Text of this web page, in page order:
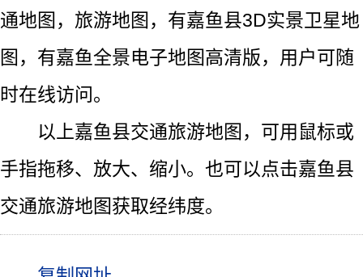
通地图，旅游地图，有嘉鱼县3D实景卫星地
图，有嘉鱼全景电子地图高清版，用户可随
时在线访问。
以上嘉鱼县交通旅游地图，可用鼠标或
手指拖移、放大、缩小。也可以点击嘉鱼县
交通旅游地图获取经纬度。